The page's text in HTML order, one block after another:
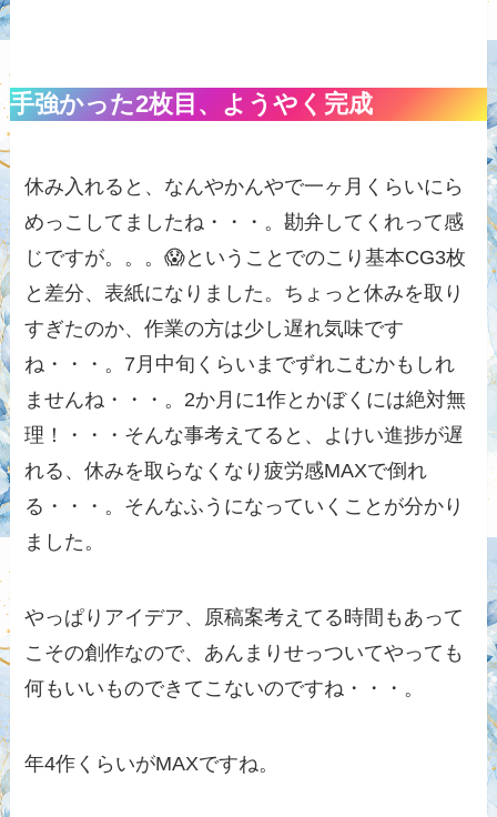
手強かった2枚目、ようやく完成
休み入れると、なんやかんやで一ヶ月くらいにら
めっこしてましたね・・・。勘弁してくれって感
じですが。。。😱ということでのこり基本CG3枚
と差分、表紙になりました。ちょっと休みを取り
すぎたのか、作業の方は少し遅れ気味です
ね・・・。7月中旬くらいまでずれこむかもしれ
ませんね・・・。2か月に1作とかぼくには絶対無
理！・・・そんな事考えてると、よけい進捗が遅
れる、休みを取らなくなり疲労感MAXで倒れ
る・・・。そんなふうになっていくことが分かり
ました。
やっぱりアイデア、原稿案考えてる時間もあって
こその創作なので、あんまりせっついてやっても
何もいいものできてこないのですね・・・。
年4作くらいがMAXですね。